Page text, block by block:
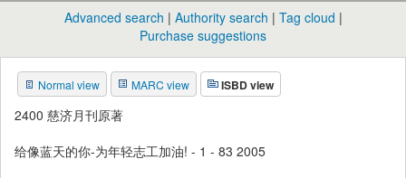
目
录
Advanced search Authority search
Tag cloud
Purchase suggestions
Normal view MARC view ISBD view
2400 慈济月刊原著
给像蓝天的你-为年轻志工加油! - 1 - 83 2005